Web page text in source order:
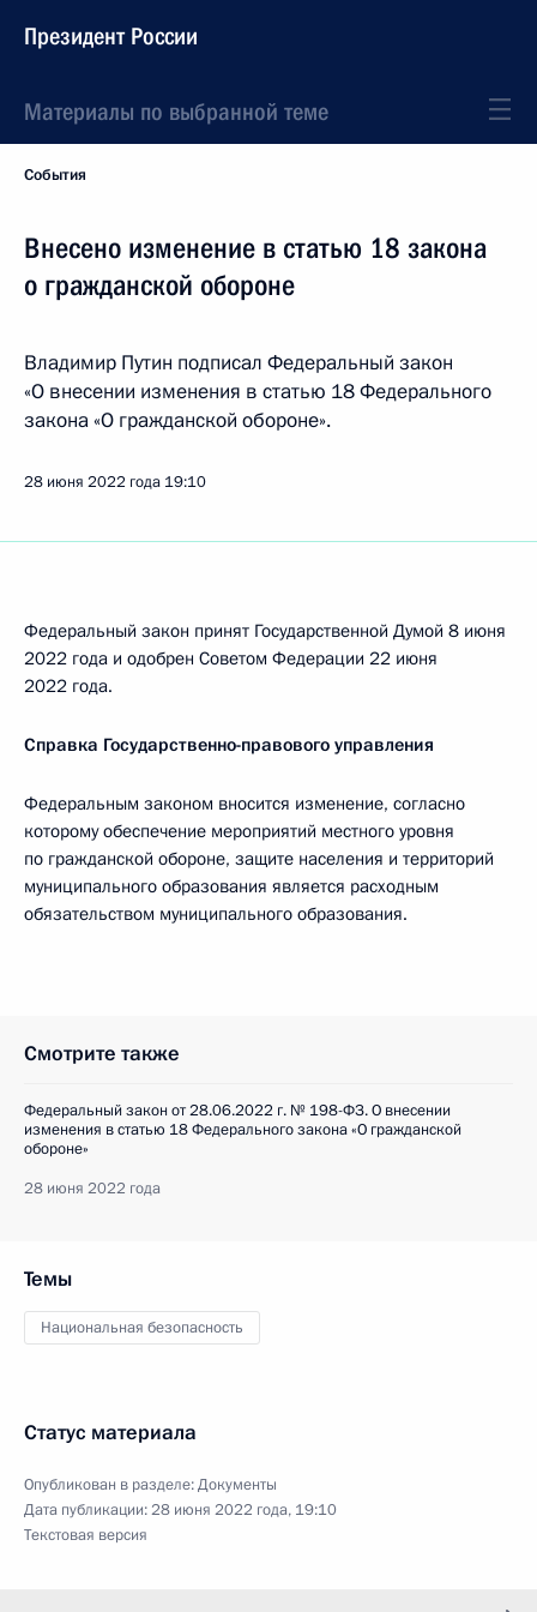
Президент России
Материалы по выбранной теме
События
Внесено изменение в статью 18 закона
о гражданской обороне
Владимир Путин подписал Федеральный закон
«О внесении изменения в статью 18 Федерального
закона «О гражданской обороне».
28 июня 2022 года 19:10
Федеральный закон принят Государственной Думой 8 июня
2022 года и одобрен Советом Федерации 22 июня
2022 года.
Справка Государственно-правового управления
Федеральным законом вносится изменение, согласно
которому обеспечение мероприятий местного уровня
по гражданской обороне, защите населения и территорий
муниципального образования является расходным
обязательством муниципального образования.
Смотрите также
Федеральный закон от 28.06.2022 г. № 198-ФЗ. О внесении
изменения в статью 18 Федерального закона «О гражданской
обороне»
28 июня 2022 года
Темы
Национальная безопасность
Статус материала
Опубликован в разделе:Документы
Дата публикации:28 июня 2022 года, 19:10
Текстовая версия